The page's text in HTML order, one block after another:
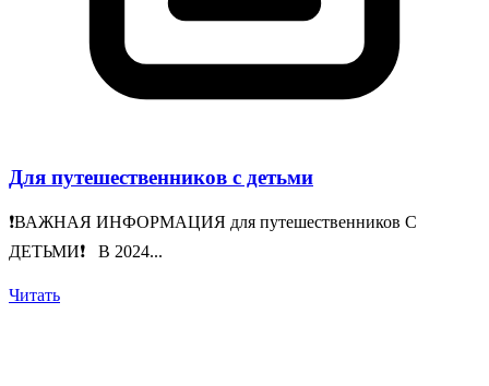
Для путешественников с детьми
❗️ВАЖНАЯ ИНФОРМАЦИЯ для путешественников С
ДЕТЬМИ❗️ В 2024...
Читать